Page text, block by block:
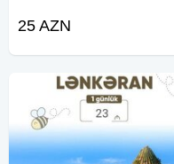
25 AZN